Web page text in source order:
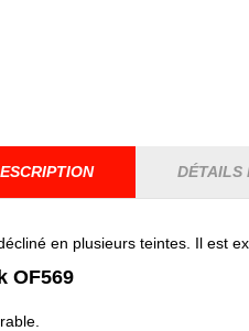
DÉTAILS
en plusieurs teintes. Il est
OF569